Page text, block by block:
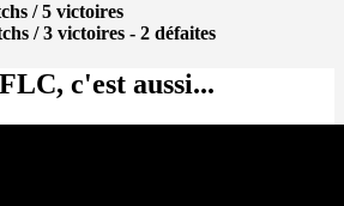
/ 5 victoires
/ 3 victoires - 2 défaites
c'est aussi...